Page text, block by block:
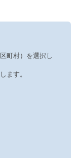
町村）を選択し
ます。